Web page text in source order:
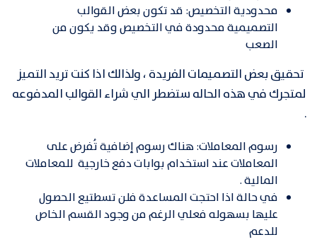
محدودية التخصيص: قد تكون بعض القوالب
التصميمية محدودة في التخصيص وقد يكون من
الصعب
تحقيق بعض التصميمات الفريدة ، ولذالك اذا كنت تريد التميز
لمتجرك في هذه الحاله ستضطر الي شراء القوالب المدفوعه
.
رسوم المعاملات: هناك رسوم إضافية تُفرض على
المعاملات عند استخدام بوابات دفع خارجية للمعاملات
المالية .
في حالة اذا احتجت المساعدة فلن تسطتيع الحصول
عليها بسهوله فعلي الرغم من وجود القسم الخاص
للدعم